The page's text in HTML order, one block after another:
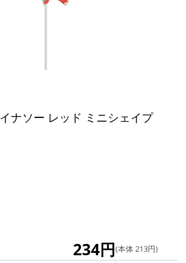
ナソー レッド ミニシェイプ
234円(本体 213円)